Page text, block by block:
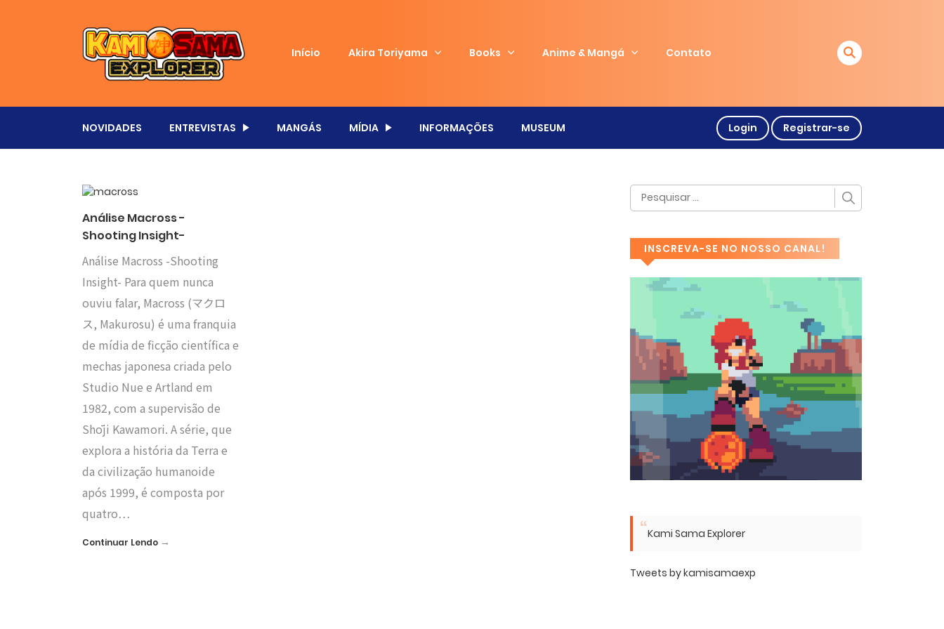
Início Akira Toriyama Books Anime & Mangá Contato
NOVIDADES ENTREVISTAS MANGÁS MÍDIA INFORMAÇÕES MUSEUM Login Registrar-se
Análise Macross -
Shooting Insight-
Análise Macross -Shooting
Insight- Para quem nunca
ouviu falar, Macross (マクロ
ス, Makurosu) é uma franquia
de mídia de ficção científica e
mechas japonesa criada pelo
Studio Nue e Artland em
1982, com a supervisão de
Shōji Kawamori. A série, que
explora a história da Terra e
da civilização humanoide
após 1999, é composta por
quatro…
Continuar Lendo →
INSCREVA-SE NO NOSSO CANAL!
Kami Sama Explorer
Tweets by kamisamaexp